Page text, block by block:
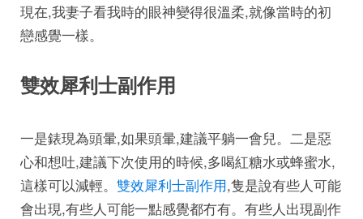
現在,我妻子看我時的眼神變得很溫柔,就像當時的初
戀感覺一樣。
雙效犀利士副作用
一是錶現為頭暈,如果頭暈,建議平躺一會兒。二是惡
心和想吐,建議下次使用的時候,多喝紅糖水或蜂蜜水,
這樣可以減輕。 雙效犀利士副作用,隻是說有些人可能
會出現,有些人可能一點感覺都冇有。有些人出現副作